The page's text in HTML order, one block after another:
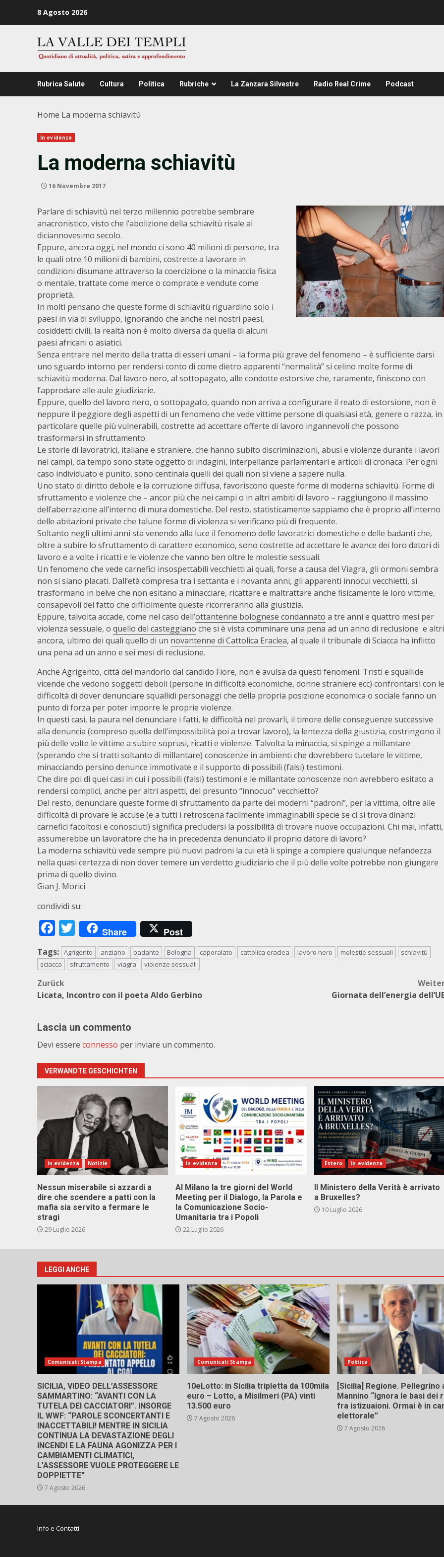
8 Agosto 2026
Rubrica Salute Cultura Politica Rubriche La Zanzara Silvestre Radio Real Crime Podcast
Home La moderna schiavitù
In evidenza
La moderna schiavitù
16 Novembre 2017
Parlare di schiavitù nel terzo millennio potrebbe sembrare
anacronistico, visto che l’abolizione della schiavitù risale al
diciannovesimo secolo.
Eppure, ancora oggi, nel mondo ci sono 40 milioni di persone, tra
le quali otre 10 milioni di bambini, costrette a lavorare in
condizioni disumane attraverso la coercizione o la minaccia fisica
o mentale, trattate come merce o comprate e vendute come
proprietà.
In molti pensano che queste forme di schiavitù riguardino solo i
paesi in via di sviluppo, ignorando che anche nei nostri paesi,
cosiddetti civili, la realtà non è molto diversa da quella di alcuni
paesi africani o asiatici.
Senza entrare nel merito della tratta di esseri umani – la forma più grave del fenomeno – è sufficiente darsi
uno sguardo intorno per rendersi conto di come dietro apparenti “normalità” si celino molte forme di
schiavitù moderna. Dal lavoro nero, al sottopagato, alle condotte estorsive che, raramente, finiscono con
l’approdare alle aule giudiziarie.
Eppure, quello del lavoro nero, o sottopagato, quando non arriva a configurare il reato di estorsione, non è
neppure il peggiore degli aspetti di un fenomeno che vede vittime persone di qualsiasi età, genere o razza, in
particolare quelle più vulnerabili, costrette ad accettare offerte di lavoro ingannevoli che possono
trasformarsi in sfruttamento.
Le storie di lavoratrici, italiane e straniere, che hanno subito discriminazioni, abusi e violenze durante i lavori
nei campi, da tempo sono state oggetto di indagini, interpellanze parlamentari e articoli di cronaca. Per ogni
caso individuato e punito, sono centinaia quelli dei quali non si viene a sapere nulla.
Uno stato di diritto debole e la corruzione diffusa, favoriscono queste forme di moderna schiavitù. Forme di
sfruttamento e violenze che – ancor più che nei campi o in altri ambiti di lavoro – raggiungono il massimo
dell’aberrazione all’interno di mura domestiche. Del resto, statisticamente sappiamo che è proprio all’interno
delle abitazioni private che talune forme di violenza si verificano più di frequente.
Soltanto negli ultimi anni sta venendo alla luce il fenomeno delle lavoratrici domestiche e delle badanti che,
oltre a subire lo sfruttamento di carattere economico, sono costrette ad accettare le avance dei loro datori di
lavoro e a volte i ricatti e le violenze che vanno ben oltre le molestie sessuali.
Un fenomeno che vede carnefici insospettabili vecchietti ai quali, forse a causa del Viagra, gli ormoni sembra
non si siano placati. Dall’età compresa tra i settanta e i novanta anni, gli apparenti innocui vecchietti, si
trasformano in belve che non esitano a minacciare, ricattare e maltrattare anche fisicamente le loro vittime,
consapevoli del fatto che difficilmente queste ricorreranno alla giustizia.
Eppure, talvolta accade, come nel caso dell’ottantenne bolognese condannato a tre anni e quattro mesi per
violenza sessuale, o quello del casteggiano che si è vista comminare una pena ad un anno di reclusione e altri
ancora, ultimo dei quali quello di un novantenne di Cattolica Eraclea, al quale il tribunale di Sciacca ha inflitto
una pena ad un anno e sei mesi di reclusione.
Anche Agrigento, città del mandorlo dal candido Fiore, non è avulsa da questi fenomeni. Tristi e squallide
vicende che vedono soggetti deboli (persone in difficoltà economiche, donne straniere ecc) confrontarsi con le
difficoltà di dover denunciare squallidi personaggi che della propria posizione economica o sociale fanno un
punto di forza per poter imporre le proprie violenze.
In questi casi, la paura nel denunciare i fatti, le difficoltà nel provarli, il timore delle conseguenze successive
alla denuncia (compreso quella dell’impossibilità poi a trovar lavoro), la lentezza della giustizia, costringono il
più delle volte le vittime a subire soprusi, ricatti e violenze. Talvolta la minaccia, si spinge a millantare
(sperando che si tratti soltanto di millantare) conoscenze in ambienti che dovrebbero tutelare le vittime,
minacciando persino denunce immotivate e il supporto di possibili (falsi) testimoni.
Che dire poi di quei casi in cui i possibili (falsi) testimoni e le millantate conoscenze non avrebbero esitato a
rendersi complici, anche per altri aspetti, del presunto “innocuo” vecchietto?
Del resto, denunciare queste forme di sfruttamento da parte dei moderni “padroni”, per la vittima, oltre alle
difficoltà di provare le accuse (e a tutti i retroscena facilmente immaginabili specie se ci si trova dinanzi
carnefici facoltosi e conosciuti) significa precludersi la possibilità di trovare nuove occupazioni. Chi mai, infatti,
assumerebbe un lavoratore che ha in precedenza denunciato il proprio datore di lavoro?
La moderna schiavitù vede sempre più nuovi padroni la cui età li spinge a compiere qualunque nefandezza
nella quasi certezza di non dover temere un verdetto giudiziario che il più delle volte potrebbe non giungere
prima di quello divino.
Gian J. Morici
condividi su:
Facebook
Twitter
Share Post
Tags: Agrigento anziano badante Bologna caporalato cattolica eraclea lavoro nero molestie sessuali
schiavitù
sciacca
sfruttamento viagra violenze sessuali
Beitragsnavigation
Zurück
Licata, Incontro con il poeta Aldo Gerbino
Giornata dell’energia
Lascia un commento
Devi essere connesso per inviare un commento.
VERWANDTE GESCHICHTEN
In evidenza Notizie
Nessun miserabile si azzardi a
dire che scendere a patti con la
mafia sia servito a fermare le
stragi
29 Luglio 2026
In evidenza
Al Milano la tre giorni del World
Meeting per il Dialogo, la Parola e
la Comunicazione Socio-
Umanitaria tra i Popoli
22 Luglio 2026
Estero In evidenza
Il Ministero della Verità è arrivato
a Bruxelles?
10 Luglio 2026
LEGGI ANCHE
Comunicati Stampa
SICILIA, VIDEO DELL’ASSESSORE
SAMMARTINO: “AVANTI CON LA
TUTELA DEI CACCIATORI”. INSORGE
IL WWF: “PAROLE SCONCERTANTI E
INACCETTABILI! MENTRE IN SICILIA
CONTINUA LA DEVASTAZIONE DEGLI
INCENDI E LA FAUNA AGONIZZA PER I
CAMBIAMENTI CLIMATICI,
L’ASSESSORE VUOLE PROTEGGERE LE
DOPPIETTE”
7 Agosto 2026
Comunicati Stampa
10eLotto: in Sicilia tripletta da 100mila
euro – Lotto, a Misilmeri (PA) vinti
13.500 euro
7 Agosto 2026
Politica
[Sicilia] Regione. Pellegrino
Mannino “Ignora le basi dei
fra istizuaioni. Ormai è in
elettorale”
7 Agosto 2026
Info e Contatti